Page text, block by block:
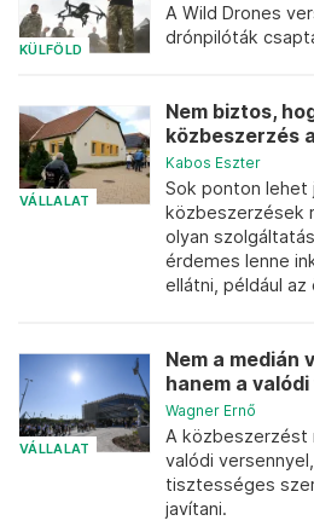
KÜLFÖLD
A Wild Drones
drónpilóták
VÁLLALAT
Nem biztos,
közbeszerzés
Kabos Eszter
Sok ponton lehet
közbeszerzések
olyan
érdemes lenne
ellátni, például az
VÁLLALAT
Nem a medián
hanem a
Wagner Ernő
A közbeszerzést
valódi
tisztességes
javítani.